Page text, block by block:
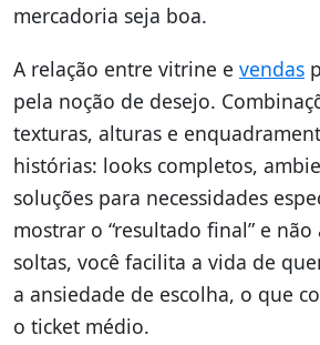
mercadoria seja boa.
A relação entre vitrine e vendas
pela noção de desejo.
texturas, alturas e
histórias: looks completos,
soluções para necessidades
mostrar o “resultado final” e não
soltas, você facilita a vida de
a ansiedade de escolha, o que
o ticket médio.